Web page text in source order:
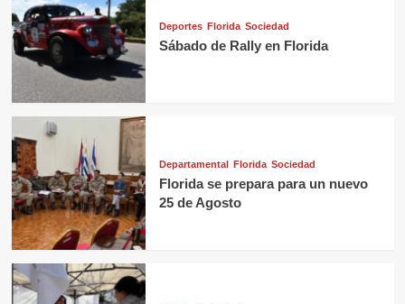
Deportes Florida Sociedad
Sábado de Rally en Florida
Departamental Florida Sociedad
Florida se prepara para un nuevo
25 de Agosto